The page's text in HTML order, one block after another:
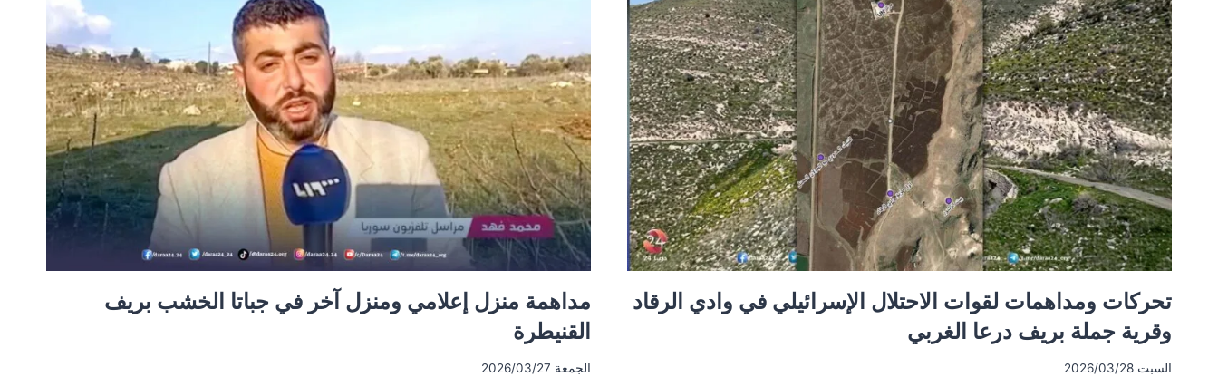
احتجاجاً
على
تغيير
إداري
تحركات ومداهمات لقوات الاحتلال الإسرائيلي في وادي الرقاد
وقرية جملة بريف درعا الغربي
السبت 2026/03/28
مداهمة منزل إعلامي ومنزل آخر في جباتا الخشب بريف
القنيطرة
الجمعة 2026/03/27